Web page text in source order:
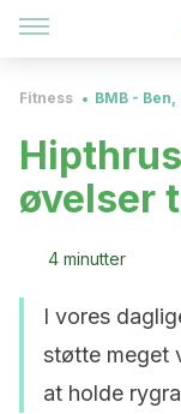
Fitness BMB -
øvelser
4 minutter
I vores
støtte meget
at holde